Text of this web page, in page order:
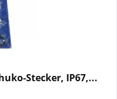
Stecker, IP67,...